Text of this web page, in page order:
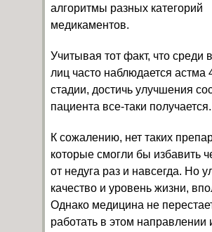
алгоритмы разных категорий
медикаментов.
Учитывая тот факт, что среди
лиц часто наблюдается астма
стадии, достичь улучшения
пациента все-таки получается.
К сожалению, нет таких
которые смогли бы избавить
от недуга раз и навсегда. Но
качество и уровень жизни,
Однако медицина не
работать в этом направлении